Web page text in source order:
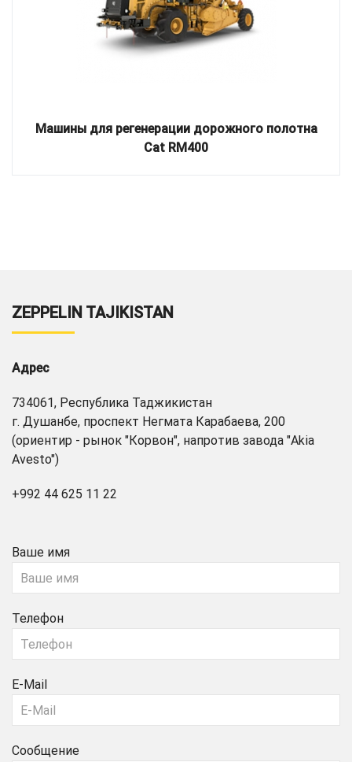
Машины для регенерации дорожного полотна
Cat RM400
ZEPPELIN TAJIKISTAN
Адрес
734061, Республика Таджикистан
г. Душанбе, проспект Негмата Карабаева, 200
(ориентир - рынок "Корвон", напротив завода "Akia
Avesto")
+992 44 625 11 22
Ваше имя
Телефон
E-Mail
Сообщение